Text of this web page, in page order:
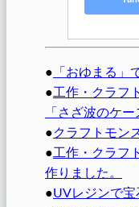
● 「おゆまる」
●工作・クラフ
「さざ波のケ
●クラフトモン
●工作・クラフ
作りました。
●UVレジンで